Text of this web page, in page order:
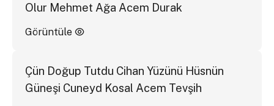
Olur Mehmet Ağa Acem Durak
Görüntüle
Çün Doğup Tutdu Cihan Yüzünü Hüsnün
Güneşi Cuneyd Kosal Acem Tevşih